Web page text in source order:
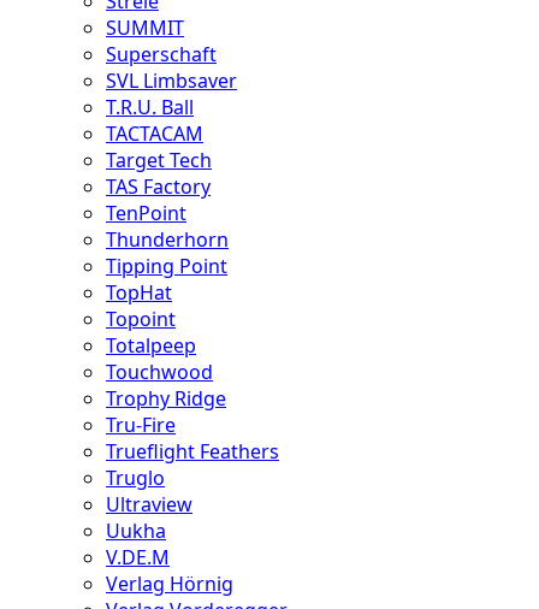
SUMMIT
Superschaft
SVL Limbsaver
T.R.U. Ball
TACTACAM
Target Tech
TAS Factory
TenPoint
Thunderhorn
Tipping Point
TopHat
Topoint
Totalpeep
Touchwood
Trophy Ridge
Tru-Fire
Trueflight Feathers
Truglo
Ultraview
Uukha
V.DE.M
Verlag Hörnig